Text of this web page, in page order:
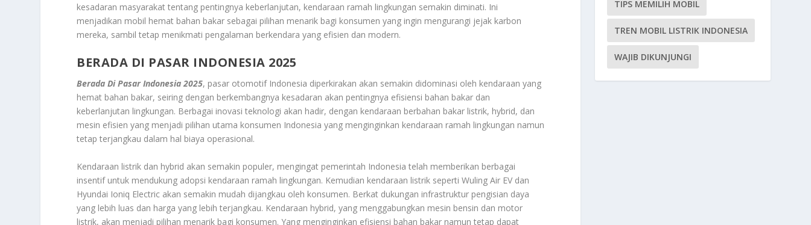
kesadaran masyarakat tentang pentingnya keberlanjutan, kendaraan ramah lingkungan semakin diminati. Ini
menjadikan mobil hemat bahan bakar sebagai pilihan menarik bagi konsumen yang ingin mengurangi jejak karbon
mereka, sambil tetap menikmati pengalaman berkendara yang efisien dan modern.
BERADA DI PASAR INDONESIA 2025
Berada Di Pasar Indonesia 2025, pasar otomotif Indonesia diperkirakan akan semakin didominasi oleh kendaraan yang
hemat bahan bakar, seiring dengan berkembangnya kesadaran akan pentingnya efisiensi bahan bakar dan
keberlanjutan lingkungan. Berbagai inovasi teknologi akan hadir, dengan kendaraan berbahan bakar listrik, hybrid, dan
mesin efisien yang menjadi pilihan utama konsumen Indonesia yang menginginkan kendaraan ramah lingkungan namun
tetap terjangkau dalam hal biaya operasional.
Kendaraan listrik dan hybrid akan semakin populer, mengingat pemerintah Indonesia telah memberikan berbagai
insentif untuk mendukung adopsi kendaraan ramah lingkungan. Kemudian kendaraan listrik seperti Wuling Air EV dan
Hyundai Ioniq Electric akan semakin mudah dijangkau oleh konsumen. Berkat dukungan infrastruktur pengisian daya
yang lebih luas dan harga yang lebih terjangkau. Kendaraan hybrid, yang menggabungkan mesin bensin dan motor
listrik, akan menjadi pilihan menarik bagi konsumen. Yang menginginkan efisiensi bahan bakar namun tetap dapat
TIPS MEMILIH MOBIL
TREN MOBIL LISTRIK INDONESIA
WAJIB DIKUNJUNGI